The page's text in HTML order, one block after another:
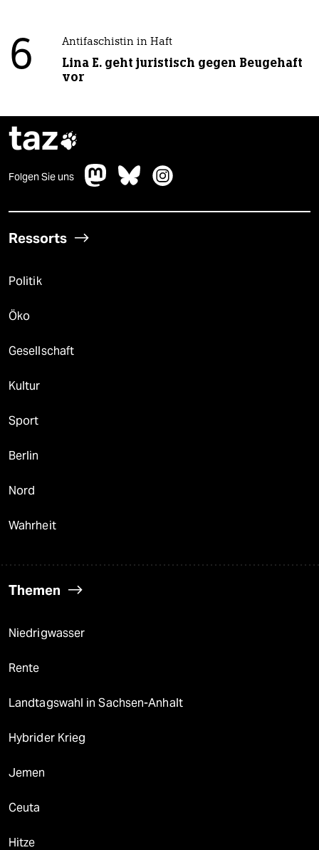
6 Antifaschistin in Haft
Lina E. geht juristisch gegen Beugehaft
vor
taz
Folgen Sie uns
Ressorts
Politik
Öko
Gesellschaft
Kultur
Sport
Berlin
Nord
Wahrheit
Themen
Niedrigwasser
Rente
Landtagswahl in Sachsen-Anhalt
Hybrider Krieg
Jemen
Ceuta
Hitze